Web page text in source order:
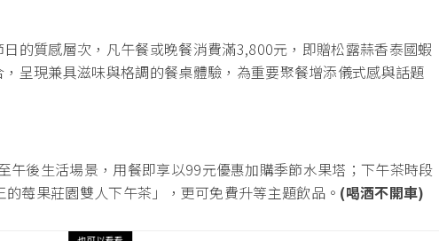
的質感層次，凡午餐或晚餐消費滿3,800元，即贈松露蒜香泰國蝦
呈現兼具滋味與格調的餐桌體驗，為重要聚餐增添儀式感與話題
午後生活場景，用餐即享以99元優惠加購季節水果塔；下午茶時段
的莓果莊園雙人下午茶」，更可免費升等主題飲品。 (喝酒不開車)